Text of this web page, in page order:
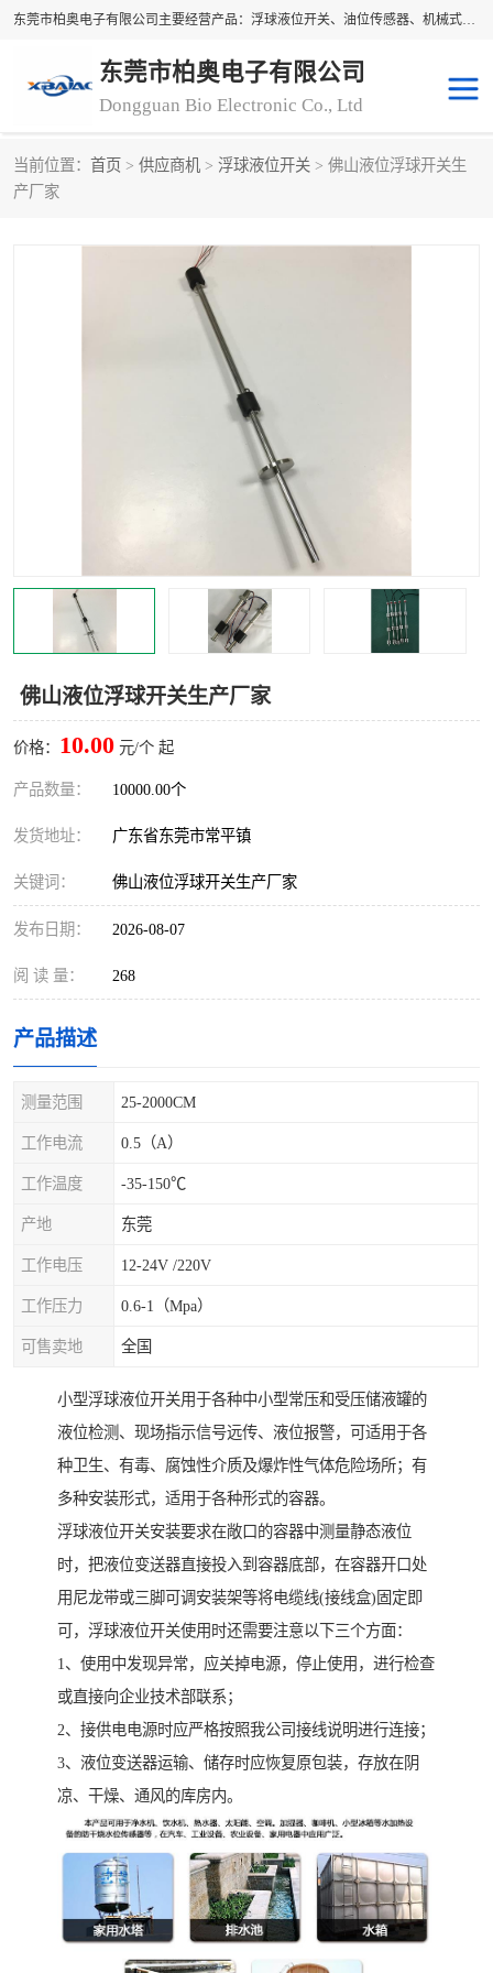
东莞市柏奥电子有限公司主要经营产品：浮球液位开关、油位传感器、机械式油表、浮球液位计、水位控制浮球阀、料位开关，水流开关、油水位控制配套仪表等。柏奥电子，您可信赖的合作伙伴
东莞市柏奥电子有限公司
Dongguan Bio Electronic Co., Ltd
当前位置： 首页 > 供应商机 > 浮球液位开关 > 佛山液位浮球开关生
产厂家
佛山液位浮球开关生产厂家
价格： 10.00 元/个 起
产品数量： 10000.00个
发货地址： 广东省东莞市常平镇
关键词： 佛山液位浮球开关生产厂家
发布日期： 2026-08-07
阅 读 量： 268
产品描述
测量范围 25-2000CM
工作电流 0.5（A）
工作温度 -35-150℃
产地 东莞
工作电压 12-24V /220V
工作压力 0.6-1（Mpa）
可售卖地 全国
小型浮球液位开关用于各种中小型常压和受压储液罐的
液位检测、现场指示信号远传、液位报警，可适用于各
种卫生、有毒、腐蚀性介质及爆炸性气体危险场所；有
多种安装形式，适用于各种形式的容器。
浮球液位开关安装要求在敞口的容器中测量静态液位
时，把液位变送器直接投入到容器底部，在容器开口处
用尼龙带或三脚可调安装架等将电缆线(接线盒)固定即
可，浮球液位开关使用时还需要注意以下三个方面：
1、使用中发现异常，应关掉电源，停止使用，进行检查
或直接向企业技术部联系；
2、接供电电源时应严格按照我公司接线说明进行连接；
3、液位变送器运输、储存时应恢复原包装，存放在阴
凉、干燥、通风的库房内。
浮球液位开关
机械式油表 水流开关